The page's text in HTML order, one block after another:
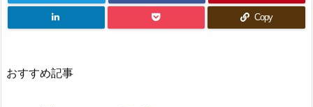
Copy
おすすめ記事